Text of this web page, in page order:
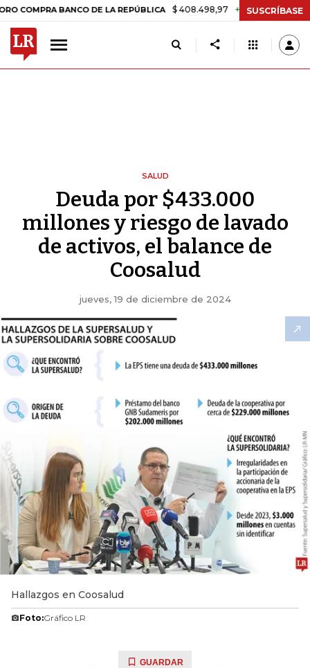
BANCO DE LA REPÚBLICA $ 408.498,97 +$ 8.753,81 +2,19%
SUSCRÍBASE
SALUD
Deuda por $433.000
millones y riesgo de lavado
de activos, el balance de
Coosalud
jueves, 19 de diciembre de 2024
Hallazgos en Coosalud
Foto:Gráfico LR
GUARDAR